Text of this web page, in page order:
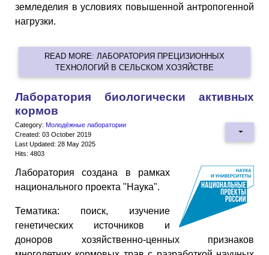
земледелия в условиях повышенной антропогенной
нагрузки.
READ MORE: ЛАБОРАТОРИЯ ПРЕЦИЗИОННЫХ
ТЕХНОЛОГИЙ В СЕЛЬСКОМ ХОЗЯЙСТВЕ
Лаборатория биологически активных
кормов
Category: Молодёжные лаборатории
Created: 03 October 2019
Last Updated: 28 May 2025
Hits: 4803
Лаборатория создана в рамках
национального проекта "Наука".
Тематика: поиск, изучение
генетических источников и
доноров хозяйственно-ценных признаков